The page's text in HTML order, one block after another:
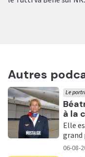
Autres
à la
Le
Elle
grand
06-08-